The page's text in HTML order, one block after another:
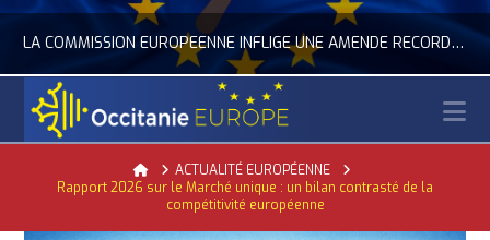
LA COMMISSION EUROPÉENNE INFLIGE UNE AMENDE RECORD À GOOGLE
ACTUALITÉ DE L'UNION EUROPÉENNE, ACTUALITÉ DE LA REPRÉSENTATION D’OCCITANIE EUROPE, NUMÉRIQUE- DIGITAL
HomeACTUALITÉ EUROPÉENNE
Rapport 2026 sur le Marché unique : un bilan contrasté de la
compétitivité européenne